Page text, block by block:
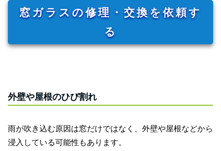
窓ガラスの修理・交換を依頼す
る
外壁や屋根のひび割れ
雨が吹き込む原因は窓だけではなく、外壁や屋根などから
浸入している可能性もあります。